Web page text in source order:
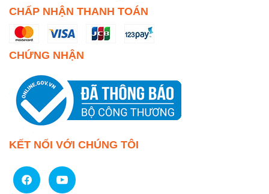
CHẤP NHẬN THANH TOÁN
CHỨNG NHẬN
KẾT NỐI VỚI CHÚNG TÔI